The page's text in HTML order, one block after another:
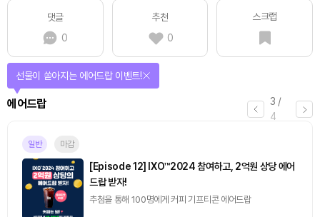
댓글
0
추천
0
스크랩
4 /
4
퀴즈
퀴즈풀고 선물 받자!
진행중
[토큰포스트] 기사 퀴즈 658회차
2026.08.07 (금) ~ 2026.08.08 (토)